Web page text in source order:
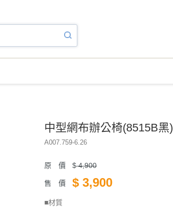
中型網布辦公椅(8515B黑)
A007.759-6.26
原 價 $4,900
售 價 $ 3,900
■材質